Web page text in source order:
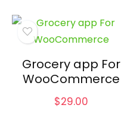
Grocery app For
WooCommerce
$29.00